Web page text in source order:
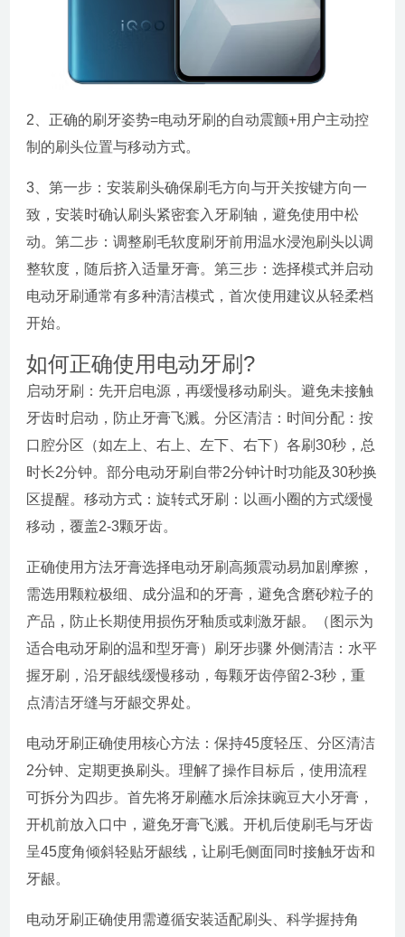
2、正确的刷牙姿势=电动牙刷的自动震颤+用户主动控
制的刷头位置与移动方式。
3、第一步：安装刷头确保刷毛方向与开关按键方向一
致，安装时确认刷头紧密套入牙刷轴，避免使用中松
动。第二步：调整刷毛软度刷牙前用温水浸泡刷头以调
整软度，随后挤入适量牙膏。第三步：选择模式并启动
电动牙刷通常有多种清洁模式，首次使用建议从轻柔档
开始。
如何正确使用电动牙刷?
启动牙刷：先开启电源，再缓慢移动刷头。避免未接触
牙齿时启动，防止牙膏飞溅。分区清洁：时间分配：按
口腔分区（如左上、右上、左下、右下）各刷30秒，总
时长2分钟。部分电动牙刷自带2分钟计时功能及30秒换
区提醒。移动方式：旋转式牙刷：以画小圈的方式缓慢
移动，覆盖2-3颗牙齿。
正确使用方法牙膏选择电动牙刷高频震动易加剧摩擦，
需选用颗粒极细、成分温和的牙膏，避免含磨砂粒子的
产品，防止长期使用损伤牙釉质或刺激牙龈。（图示为
适合电动牙刷的温和型牙膏）刷牙步骤 外侧清洁：水平
握牙刷，沿牙龈线缓慢移动，每颗牙齿停留2-3秒，重
点清洁牙缝与牙龈交界处。
电动牙刷正确使用核心方法：保持45度轻压、分区清洁
2分钟、定期更换刷头。理解了操作目标后，使用流程
可拆分为四步。首先将牙刷蘸水后涂抹豌豆大小牙膏，
开机前放入口中，避免牙膏飞溅。开机后使刷毛与牙齿
呈45度角倾斜轻贴牙龈线，让刷毛侧面同时接触牙齿和
牙龈。
电动牙刷正确使用需遵循安装适配刷头、科学握持角